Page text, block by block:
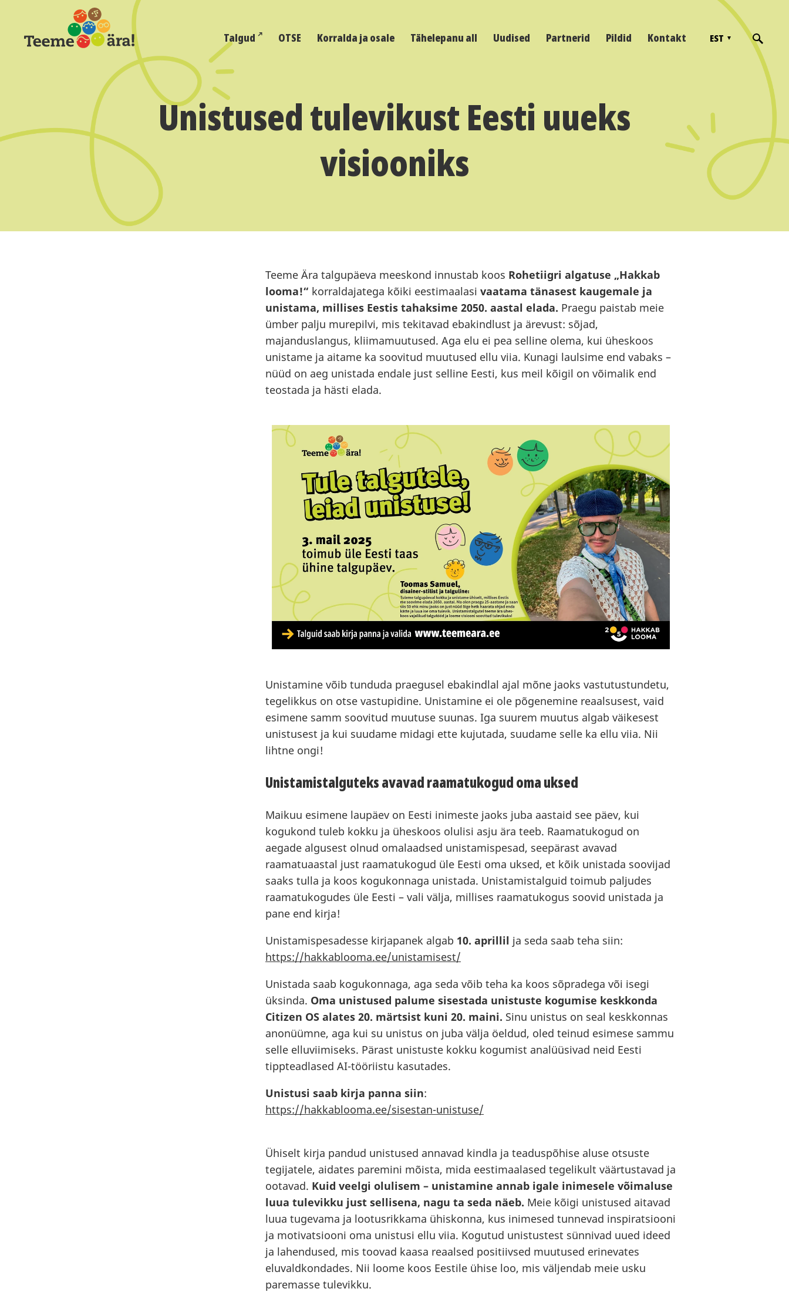
Talgud OTSE Korralda ja osale Tähelepanu all Uudised Partnerid Pildid Kontakt EST
Unistused tulevikust Eesti uueks
visiooniks
Teeme Ära talgupäeva meeskond innustab koos Rohetiigri algatuse „Hakkab
looma!“ korraldajatega kõiki eestimaalasi vaatama tänasest kaugemale ja
unistama, millises Eestis tahaksime 2050. aastal elada. Praegu paistab meie
ümber palju murepilvi, mis tekitavad ebakindlust ja ärevust: sõjad,
majanduslangus, kliimamuutused. Aga elu ei pea selline olema, kui üheskoos
unistame ja aitame ka soovitud muutused ellu viia. Kunagi laulsime end vabaks –
nüüd on aeg unistada endale just selline Eesti, kus meil kõigil on võimalik end
teostada ja hästi elada.
Unistamine võib tunduda praegusel ebakindlal ajal mõne jaoks vastutustundetu,
tegelikkus on otse vastupidine. Unistamine ei ole põgenemine reaalsusest, vaid
esimene samm soovitud muutuse suunas. Iga suurem muutus algab väikesest
unistusest ja kui suudame midagi ette kujutada, suudame selle ka ellu viia. Nii
lihtne ongi!
Unistamistalguteks avavad raamatukogud oma uksed
Maikuu esimene laupäev on Eesti inimeste jaoks juba aastaid see päev, kui
kogukond tuleb kokku ja üheskoos olulisi asju ära teeb. Raamatukogud on
aegade algusest olnud omalaadsed unistamispesad, seepärast avavad
raamatuaastal just raamatukogud üle Eesti oma uksed, et kõik unistada soovijad
saaks tulla ja koos kogukonnaga unistada. Unistamistalguid toimub paljudes
raamatukogudes üle Eesti – vali välja, millises raamatukogus soovid unistada ja
pane end kirja!
Unistamispesadesse kirjapanek algab 10. aprillil ja seda saab teha siin:
https://hakkablooma.ee/unistamisest/
Unistada saab kogukonnaga, aga seda võib teha ka koos sõpradega või isegi
üksinda. Oma unistused palume sisestada unistuste kogumise keskkonda
Citizen OS alates 20. märtsist kuni 20. maini. Sinu unistus on seal keskkonnas
anonüümne, aga kui su unistus on juba välja öeldud, oled teinud esimese sammu
selle elluviimiseks. Pärast unistuste kokku kogumist analüüsivad neid Eesti
tippteadlased AI-tööriistu kasutades.
Unistusi saab kirja panna siin:
https://hakkablooma.ee/sisestan-unistuse/
Ühiselt kirja pandud unistused annavad kindla ja teaduspõhise aluse otsuste
tegijatele, aidates paremini mõista, mida eestimaalased tegelikult väärtustavad ja
ootavad. Kuid veelgi olulisem – unistamine annab igale inimesele võimaluse
luua tulevikku just sellisena, nagu ta seda näeb. Meie kõigi unistused aitavad
luua tugevama ja lootusrikkama ühiskonna, kus inimesed tunnevad inspiratsiooni
ja motivatsiooni oma unistusi ellu viia. Kogutud unistustest sünnivad uued ideed
ja lahendused, mis toovad kaasa reaalsed positiivsed muutused erinevates
eluvaldkondades. Nii loome koos Eestile ühise loo, mis väljendab meie usku
paremasse tulevikku.